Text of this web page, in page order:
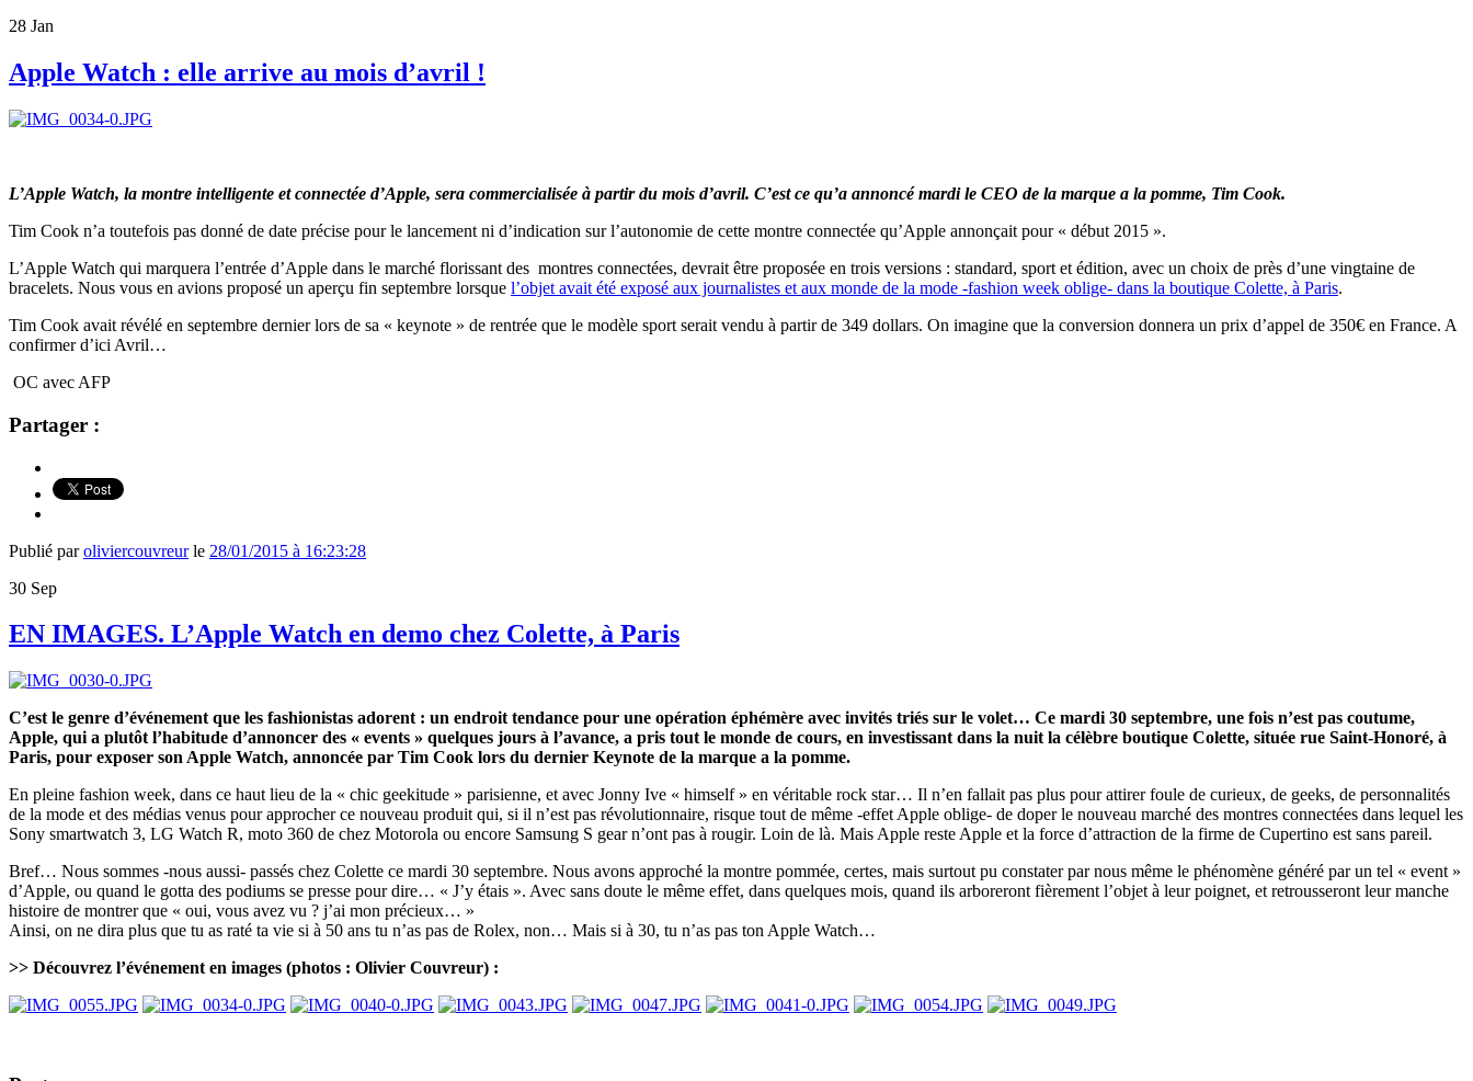
28 Jan
Apple Watch : elle arrive au mois d’avril !
L’Apple Watch, la montre intelligente et connectée d’Apple, sera commercialisée à partir du mois d’avril. C’est ce qu’a annoncé mardi le CEO de la marque a la pomme, Tim Cook.
Tim Cook n’a toutefois pas donné de date précise pour le lancement ni d’indication sur l’autonomie de cette montre connectée qu’Apple annonçait pour « début 2015 ».
L’Apple Watch qui marquera l’entrée d’Apple dans le marché florissant des montres connectées, devrait être proposée en trois versions : standard, sport et édition, avec un choix de près d’une vingtaine de
bracelets. Nous vous en avions proposé un aperçu fin septembre lorsque l’objet avait été exposé aux journalistes et aux monde de la mode -fashion week oblige- dans la boutique Colette, à Paris.
Tim Cook avait révélé en septembre dernier lors de sa « keynote » de rentrée que le modèle sport serait vendu à partir de 349 dollars. On imagine que la conversion donnera un prix d’appel de 350€ en France. A
confirmer d’ici Avril…
OC avec AFP
Partager :
Publié paroliviercouvreurle 28/01/2015 à 16:23:28
30 Sep
EN IMAGES. L’Apple Watch en demo chez Colette, à Paris
C’est le genre d’événement que les fashionistas adorent : un endroit tendance pour une opération éphémère avec invités triés sur le volet… Ce mardi 30 septembre, une fois n’est pas coutume,
Apple, qui a plutôt l’habitude d’annoncer des « events » quelques jours à l’avance, a pris tout le monde de cours, en investissant dans la nuit la célèbre boutique Colette, située rue Saint-Honoré, à
Paris, pour exposer son Apple Watch, annoncée par Tim Cook lors du dernier Keynote de la marque a la pomme.
En pleine fashion week, dans ce haut lieu de la « chic geekitude » parisienne, et avec Jonny Ive « himself » en véritable rock star… Il n’en fallait pas plus pour attirer foule de curieux, de geeks, de personnalités
de la mode et des médias venus pour approcher ce nouveau produit qui, si il n’est pas révolutionnaire, risque tout de même -effet Apple oblige- de doper le nouveau marché des montres connectées dans lequel les
Sony smartwatch 3, LG Watch R, moto 360 de chez Motorola ou encore Samsung S gear n’ont pas à rougir. Loin de là. Mais Apple reste Apple et la force d’attraction de la firme de Cupertino est sans pareil.
Bref… Nous sommes -nous aussi- passés chez Colette ce mardi 30 septembre. Nous avons approché la montre pommée, certes, mais surtout pu constater par nous même le phénomène généré par un tel « event »
d’Apple, ou quand le gotta des podiums se presse pour dire… « J’y étais ». Avec sans doute le même effet, dans quelques mois, quand ils arboreront fièrement l’objet à leur poignet, et retrousseront leur manche
histoire de montrer que « oui, vous avez vu ? j’ai mon précieux… »
Ainsi, on ne dira plus que tu as raté ta vie si à 50 ans tu n’as pas de Rolex, non… Mais si à 30, tu n’as pas ton Apple Watch…
>> Découvrez l’événement en images (photos : Olivier Couvreur) :